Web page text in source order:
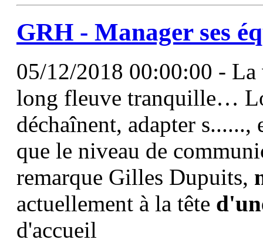
GRH - Managerses
05/12/2018 00:00:00 - La
long fleuve tranquille…
déchaînent, adapter
que le niveau de
remarque Gilles Dupuits,
actuellement à la tête
d'accueil